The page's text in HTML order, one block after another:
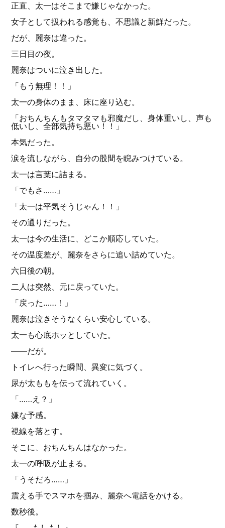
正直、太一はそこまで嫌じゃなかった。
女子として扱われる感覚も、不思議と新鮮だった。
だが、麗奈は違った。
三日目の夜。
麗奈はついに泣き出した。
「もう無理！！」
太一の身体のまま、床に座り込む。
「おちんちんもタマタマも邪魔だし、身体重いし、声も
低いし、全部気持ち悪い！！」
本気だった。
涙を流しながら、自分の股間を睨みつけている。
太一は言葉に詰まる。
「でもさ……」
「太一は平気そうじゃん！！」
その通りだった。
太一は今の生活に、どこか順応していた。
その温度差が、麗奈をさらに追い詰めていた。
六日後の朝。
二人は突然、元に戻っていた。
「戻った……！」
麗奈は泣きそうなくらい安心している。
太一も心底ホッとしていた。
——だが。
トイレへ行った瞬間、異変に気づく。
尿が太ももを伝って流れていく。
「……え？」
嫌な予感。
視線を落とす。
そこに、おちんちんはなかった。
太一の呼吸が止まる。
「うそだろ……」
震える手でスマホを掴み、麗奈へ電話をかける。
数秒後。